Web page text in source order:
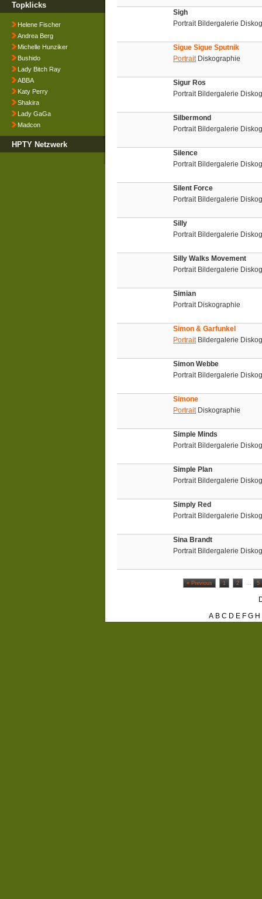
Topklicks
Helene Fischer
Andrea Berg
Michelle Hunziker
Bushido
Lady Bitch Ray
ABBA
Katy Perry
Shakira
Lady GaGa
Madcon
HPTY Netzwerk
Sigh
Portrait Bildergalerie
Sigue Sigue Sputnik
PortraitDiskographie
Sigur Ros
Portrait Bildergalerie
Silbermond
Portrait Bildergalerie
Silence
Portrait Bildergalerie
Silent Force
Portrait Bildergalerie
Silly
Portrait Bildergalerie
Silly Walks Movement
Portrait Bildergalerie
Simian
Portrait Diskographie
Simon & Garfunkel
PortraitBildergalerie
Simon Webbe
Portrait Bildergalerie
Simone
PortraitDiskographie
Simple Minds
Portrait Bildergalerie
Simple Plan
Portrait Bildergalerie
Simply Red
Portrait Bildergalerie
Sina Brandt
Portrait Bildergalerie
« Previous 1 2 … 5
A B C D E F G H